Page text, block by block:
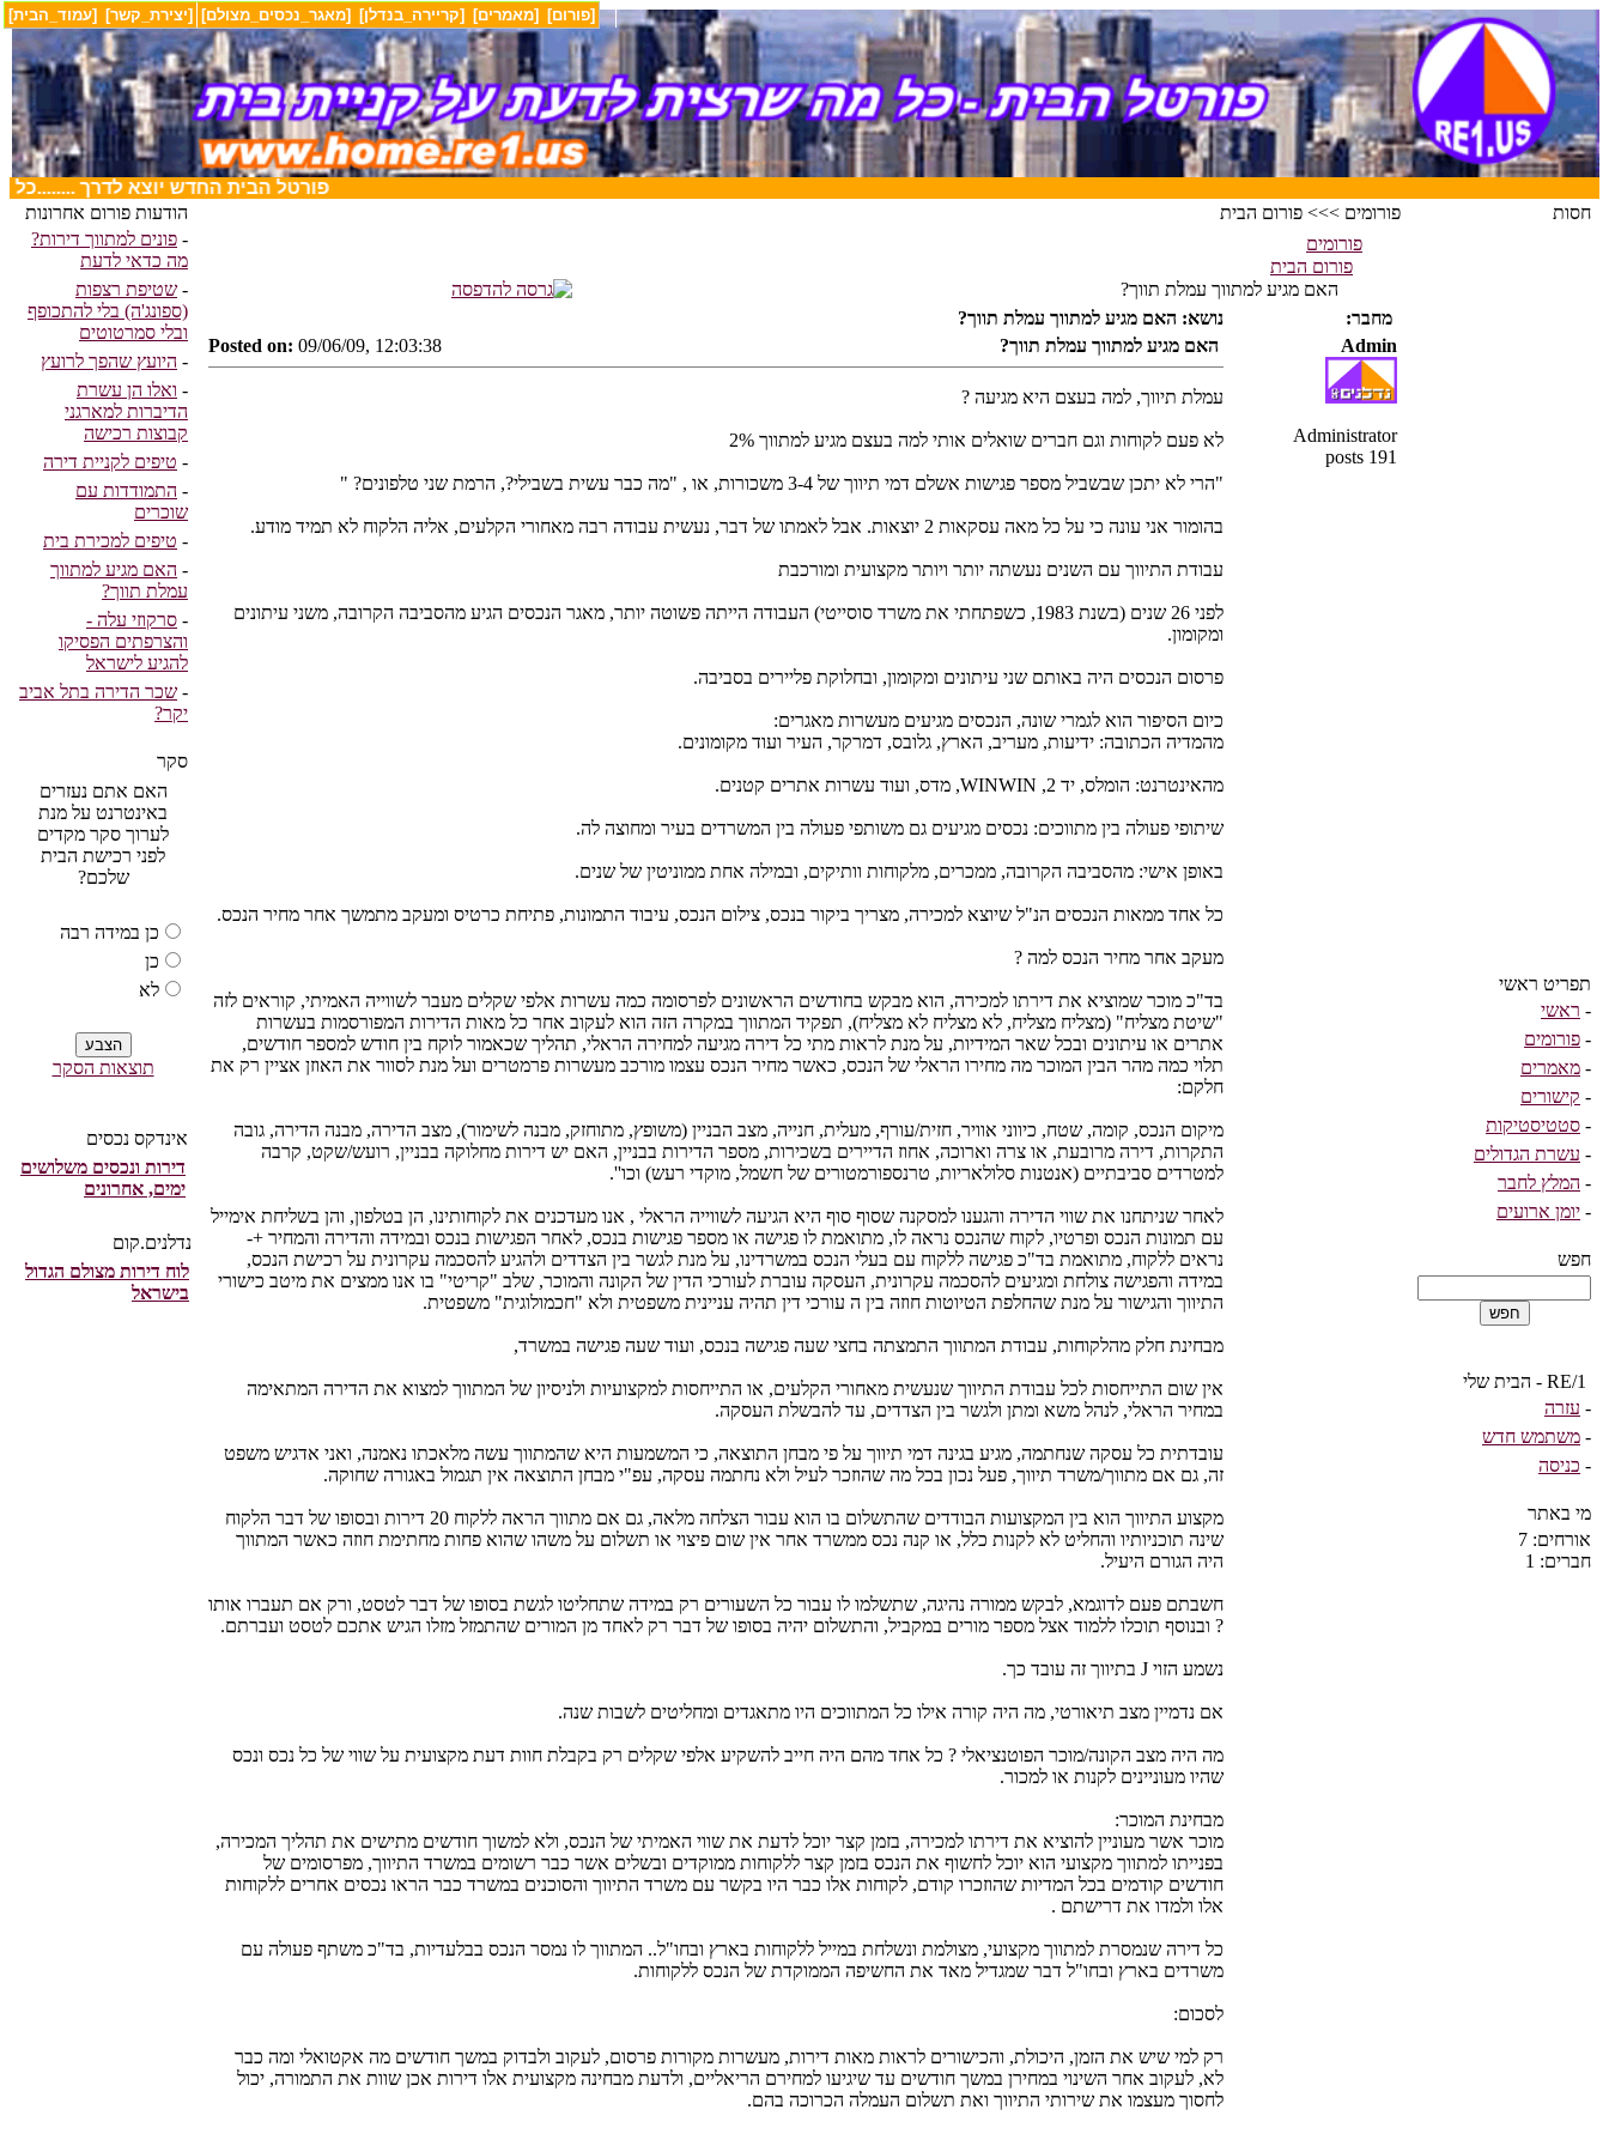
[עמוד_הבית] [יצירת_קשר] [מאגר_נכסים_מצולם] [קריירה_בנדלן] [מאמרים] [פורום]
........פורטל הבית החדש יוצא לדרך ........כל
חסות
תפריט ראשי
- ראשי
- פורומים
- מאמרים
- קישורים
- סטטיסטיקות
- עשרת הגדולים
- המלץ לחבר
- יומן ארועים
חפש
- עזרה
- משתמש חדש
- כניסה
מי באתר
אורחים: 7
חברים: 1
פורומים >>> פורום הבית
פורומים
פורום הבית
האם מגיע למתווך עמלת תווך?
מחבר:
נושא: האם מגיע למתווך עמלת תווך?
Admin
Administrator
191 posts
האם מגיע למתווך עמלת תווך? Posted on: 09/06/09, 12:03:38
עמלת תיווך, למה בעצם היא מגיעה ?
לא פעם לקוחות וגם חברים שואלים אותי למה בעצם מגיע למתווך 2%
"הרי לא יתכן שבשביל מספר פגישות אשלם דמי תיווך של 3-4 משכורות, או , "מה כבר עשית בשבילי?, הרמת שני טלפונים? "
בהומור אני עונה כי על כל מאה עסקאות 2 יוצאות. אבל לאמתו של דבר, נעשית עבודה רבה מאחורי הקלעים, אליה הלקוח לא תמיד מודע.
עבודת התיווך עם השנים נעשתה יותר ויותר מקצועית ומורכבת
לפני 26 שנים (בשנת 1983, כשפתחתי את משרד סוסייטי) העבודה הייתה פשוטה יותר, מאגר הנכסים הגיע מהסביבה הקרובה, משני עיתונים
ומקומון.
פרסום הנכסים היה באותם שני עיתונים ומקומון, ובחלוקת פליירים בסביבה.
כיום הסיפור הוא לגמרי שונה, הנכסים מגיעים מעשרות מאגרים:
מהמדיה הכתובה: ידיעות, מעריב, הארץ, גלובס, דמרקר, העיר ועוד מקומונים.
מהאינטרנט: הומלס, יד 2, WINWIN, מדס, ועוד עשרות אתרים קטנים.
שיתופי פעולה בין מתווכים: נכסים מגיעים גם משותפי פעולה בין המשרדים בעיר ומחוצה לה.
באופן אישי: מהסביבה הקרובה, ממכרים, מלקוחות וותיקים, ובמילה אחת ממוניטין של שנים.
כל אחד ממאות הנכסים הנ"ל שיוצא למכירה, מצריך ביקור בנכס, צילום הנכס, עיבוד התמונות, פתיחת כרטיס ומעקב מתמשך אחר מחיר הנכס.
מעקב אחר מחיר הנכס למה ?
בד"כ מוכר שמוציא את דירתו למכירה, הוא מבקש בחודשים הראשונים לפרסומה כמה עשרות אלפי שקלים מעבר לשווייה האמיתי, קוראים לזה
"שיטת מצליח" (מצליח מצליח, לא מצליח לא מצליח), תפקיד המתווך במקרה הזה הוא לעקוב אחר כל מאות הדירות המפורסמות בעשרות
אתרים או עיתונים ובכל שאר המידיות, על מנת לראות מתי כל דירה מגיעה למחירה הראלי, תהליך שכאמור לוקח בין חודש למספר חודשים,
תלוי כמה מהר הבין המוכר מה מחירו הראלי של הנכס, כאשר מחיר הנכס עצמו מורכב מעשרות פרמטרים ועל מנת לסוור את האוזן אציין רק את
חלקם:
מיקום הנכס, קומה, שטח, כיווני אוויר, חזית/עורף, מעלית, חנייה, מצב הבניין (משופץ, מתוחזק, מבנה לשימור), מצב הדירה, מבנה הדירה, גובה
התקרות, דירה מרובעת, או צרה וארוכה, אחוז הדיירים בשכירות, מספר הדירות בבניין, האם יש דירות מחלוקה בבניין, רועש/שקט, קרבה
למטרדים סביבתיים (אנטנות סלולאריות, טרנספורמטורים של חשמל, מוקדי רעש) וכו''.
לאחר שניתחנו את שווי הדירה והגענו למסקנה שסוף סוף היא הגיעה לשווייה הראלי , אנו מעדכנים את לקוחותינו, הן בטלפון, והן בשליחת אימייל
עם תמונות הנכס ופרטיו, לקוח שהנכס נראה לו, מתואמת לו פגישה או מספר פגישות בנכס, לאחר הפגישות בנכס ובמידה והדירה והמחיר +-
נראים ללקוח, מתואמת בד"כ פגישה ללקוח עם בעלי הנכס במשרדינו, על מנת לגשר בין הצדדים ולהגיע להסכמה עקרונית על רכישת הנכס,
במידה והפגישה צולחת ומגיעים להסכמה עקרונית, העסקה עוברת לעורכי הדין של הקונה והמוכר, שלב "קריטי" בו אנו ממצים את מיטב כישורי
התיווך והגישור על מנת שהחלפת הטיוטות חוזה בין ה עורכי דין תהיה עניינית משפטית ולא "חכמולוגית" משפטית.
מבחינת חלק מהלקוחות, עבודת המתווך התמצתה בחצי שעה פגישה בנכס, ועוד שעה פגישה במשרד,
אין שום התייחסות לכל עבודת התיווך שנעשית מאחורי הקלעים, או התייחסות למקצועיות ולניסיון של המתווך למצוא את הדירה המתאימה
במחיר הראלי, לנהל משא ומתן ולגשר בין הצדדים, עד להבשלת העסקה.
עובדתית כל עסקה שנחתמה, מגיע בגינה דמי תיווך על פי מבחן התוצאה, כי המשמעות היא שהמתווך עשה מלאכתו נאמנה, ואני אדגיש משפט
זה, גם אם מתווך/משרד תיווך, פעל נכון בכל מה שהוזכר לעיל ולא נחתמה עסקה, עפ"י מבחן התוצאה אין תגמול באגורה שחוקה.
מקצוע התיווך הוא בין המקצועות הבודדים שהתשלום בו הוא עבור הצלחה מלאה, גם אם מתווך הראה ללקוח 20 דירות ובסופו של דבר הלקוח
שינה תוכניותיו והחליט לא לקנות כלל, או קנה נכס ממשרד אחר אין שום פיצוי או תשלום על משהו שהוא פחות מחתימת חוזה כאשר המתווך
היה הגורם היעיל.
חשבתם פעם לדוגמא, לבקש ממורה נהיגה, שתשלמו לו עבור כל השעורים רק במידה שתחליטו לגשת בסופו של דבר לטסט, ורק אם תעברו אותו
? ובנוסף תוכלו ללמוד אצל מספר מורים במקביל, והתשלום יהיה בסופו של דבר רק לאחד מן המורים שהתמזל מזלו הגיש אתכם לטסט ועברתם.
נשמע הזוי J בתיווך זה עובד כך.
אם נדמיין מצב תיאורטי, מה היה קורה אילו כל המתווכים היו מתאגדים ומחליטים לשבות שנה.
מה היה מצב הקונה/מוכר הפוטנציאלי ? כל אחד מהם היה חייב להשקיע אלפי שקלים רק בקבלת חוות דעת מקצועית על שווי של כל נכס ונכס
שהיו מעוניינים לקנות או למכור.
מבחינת המוכר:
מוכר אשר מעוניין להוציא את דירתו למכירה, בזמן קצר יוכל לדעת את שווי האמיתי של הנכס, ולא למשוך חודשים מתישים את תהליך המכירה,
בפנייתו למתווך מקצועי הוא יוכל לחשוף את הנכס בזמן קצר ללקוחות ממוקדים ובשלים אשר כבר רשומים במשרד התיווך, מפרסומים של
חודשים קודמים בכל המדיות שהוזכרו קודם, לקוחות אלו כבר היו בקשר עם משרד התיווך והסוכנים במשרד כבר הראו נכסים אחרים ללקוחות
אלו ולמדו את דרישתם .
כל דירה שנמסרת למתווך מקצועי, מצולמת ונשלחת במייל ללקוחות בארץ ובחו"ל.. המתווך לו נמסר הנכס בבלעדיות, בד"כ משתף פעולה עם
משרדים בארץ ובחו"ל דבר שמגדיל מאד את החשיפה הממוקדת של הנכס ללקוחות.
לסכום:
רק למי שיש את הזמן, היכולת, והכישורים לראות מאות דירות, מעשרות מקורות פרסום, לעקוב ולבדוק במשך חודשים מה אקטואלי ומה כבר
לא, לעקוב אחר השינוי במחירן במשך חודשים עד שיגיעו למחירם הריאליים, ולדעת מבחינה מקצועית אלו דירות אכן שוות את התמורה, יכול
לחסוך מעצמו את שירותי התיווך ואת תשלום העמלה הכרוכה בהם.
הודעות פורום אחרונות
- פונים למתווך דירות?
מה כדאי לדעת
- שטיפת רצפות
(ספונג'ה) בלי להתכופף
ובלי סמרטוטים
- היועץ שהפך לרועץ
- ואלו הן עשרת
הדיברות למארגני
קבוצות רכישה
- טיפים לקניית דירה
- התמודדות עם
שוכרים
- טיפים למכירת בית
- האם מגיע למתווך
עמלת תווך?
- סרקוזי עלה -
והצרפתים הפסיקו
להגיע לישראל
- שכר הדירה בתל אביב
יקר?
סקר
האם אתם נעזרים
באינטרנט על מנת
לערוך סקר מקדים
לפני רכישת הבית
שלכם?
כן במידה רבה
כן
לא
תוצאות הסקר
אינדקס נכסים
דירות ונכסים משלושים
ימים, אחרונים
נדלנים.קום
לוח דירות מצולם הגדול
בישראל